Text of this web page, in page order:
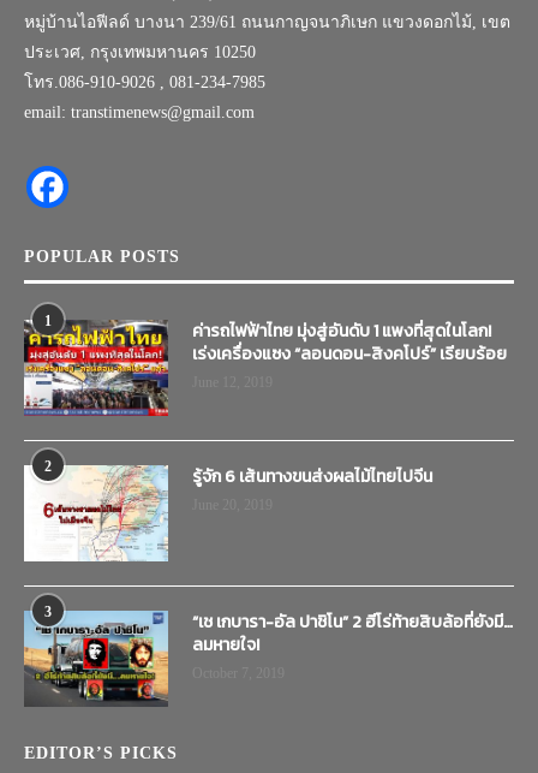
หมู่บ้านไอฟีลด์ บางนา 239/61 ถนนกาญจนาภิเษก แขวงดอกไม้, เขต
ประเวศ, กรุงเทพมหานคร 10250
โทร.086-910-9026 , 081-234-7985
email: transtimenews@gmail.com
POPULAR POSTS
1
ค่ารถไฟฟ้าไทย มุ่งสู่อันดับ 1 แพงที่สุดในโลก!
เร่งเครื่องแซง “ลอนดอน-สิงคโปร์” เรียบร้อย
2 รู้จัก 6 เส้นทางขนส่งผลไม้ไทยไปจีน
3
“เช เกบารา-อัล ปาชิโน” 2 ฮีโร่ท้ายสิบล้อที่ยังมี…
ลมหายใจ!
EDITOR’S PICKS